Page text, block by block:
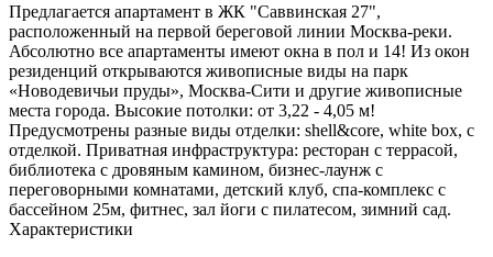
Предлагается апартамент в ЖК "Саввинская 27",
расположенный на первой береговой линии Москва-реки.
Абсолютно все апартаменты имеют окна в пол и 14! Из окон
резиденций открываются живописные виды на парк
«Новодевичьи пруды», Москва-Сити и другие живописные
места города. Высокие потолки: от 3,22 - 4,05 м!
Предусмотрены разные виды отделки: shell&core, white box, с
отделкой. Приватная инфраструктура: ресторан с террасой,
библиотека с дровяным камином, бизнес-лаунж с
переговорными комнатами, детский клуб, спа-комплекс с
бассейном 25м, фитнес, зал йоги с пилатесом, зимний сад.
Характеристики